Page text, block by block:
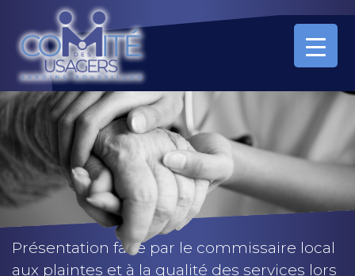
Présentation faite par le commissaire local
aux plaintes et à la qualité des services lors